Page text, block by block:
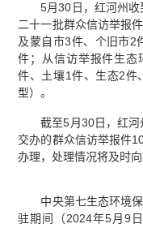
5月30日，红河州
二十一批群众信访举报
及蒙自市3件、个旧市2
件；从信访举报件生
件、土壤1件、生态2件
型）。
截至5月30日，红
交办的群众信访举报件
办理，处理情况将及时向
中央第七生态环境
驻期间（2024年5月9